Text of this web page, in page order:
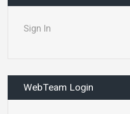
Sign In
WebTeam Login